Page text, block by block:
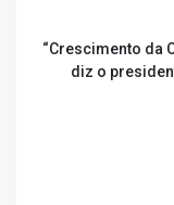
“Crescimento da
diz o